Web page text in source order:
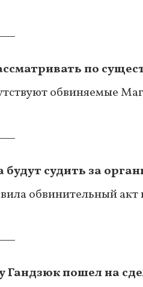
по
обвиняемые
судить за
обвинительный акт
Гандзюк пошел на